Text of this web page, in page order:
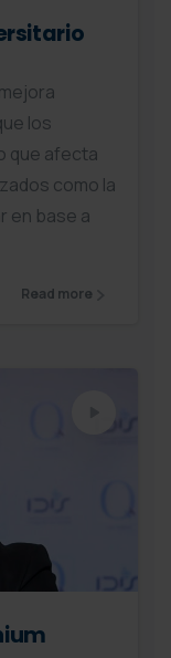
los
que afecta
como la
en base a
Read more